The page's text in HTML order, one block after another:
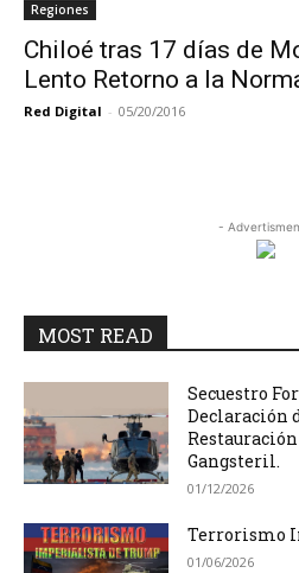
Regiones
Chiloé tras 17 días de
Lento Retorno a la
Red Digital - 05/20/2016
-
MOST READ
Secuestro
Declaración
Gangsteril.
01/12/2026
Terrorismo
01/06/2026